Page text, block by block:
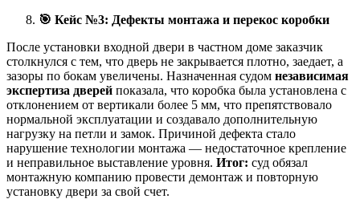
🎯 Кейс №3: Дефекты монтажа и перекос коробки
После установки входной двери в частном доме заказчик
столкнулся с тем, что дверь не закрывается плотно, заедает, а
зазоры по бокам увеличены. Назначенная судом независимая
экспертиза дверей показала, что коробка была установлена с
отклонением от вертикали более 5 мм, что препятствовало
нормальной эксплуатации и создавало дополнительную
нагрузку на петли и замок. Причиной дефекта стало
нарушение технологии монтажа — недостаточное крепление
и неправильное выставление уровня. Итог: суд обязал
монтажную компанию провести демонтаж и повторную
установку двери за свой счет.